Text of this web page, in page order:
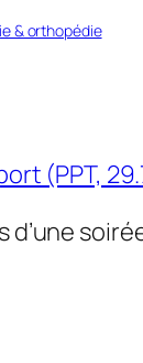
& orthopédie
(PPT,